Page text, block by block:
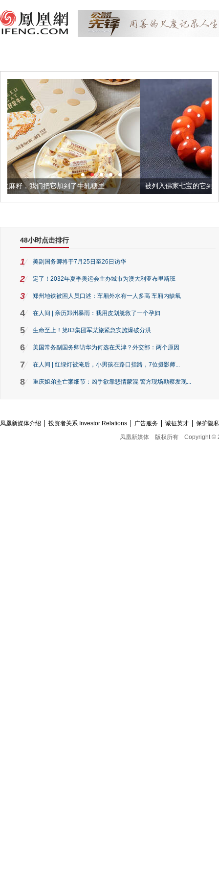
了牛轧糖里 被列入佛家七宝的它到底有多美？
48小时点击排行
1 美副国务卿将于7月25日至26日访华
2 定了！2032年夏季奥运会主办城市为澳大利亚布里斯班
3 郑州地铁被困人员口述：车厢外水有一人多高 车厢内缺氧
4 在人间 | 亲历郑州暴雨：我用皮划艇救了一个孕妇
5 生命至上！第83集团军某旅紧急实施爆破分洪
6 美国常务副国务卿访华为何选在天津？外交部：两个原因
7 在人间 | 红绿灯被淹后，小男孩在路口指路，7位摄影师...
8 重庆姐弟坠亡案细节：凶手欲靠悲情蒙混 警方现场勘察发现...
凤凰新媒体介绍 投资者关系 Investor Relations 广告服务 诚征英才
保护隐
凤凰新媒体
版权所有 Copyright ©